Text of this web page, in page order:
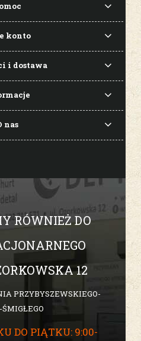
konto
i dostawa
nas
RÓWNIEŻ DO
12
PRZYBYSZEWSKIEGO-
DO PIĄTKU: 9:00-